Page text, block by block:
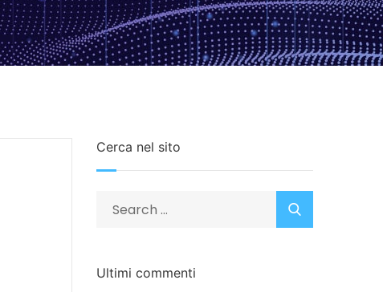
Cerca nel sito
Ultimi commenti